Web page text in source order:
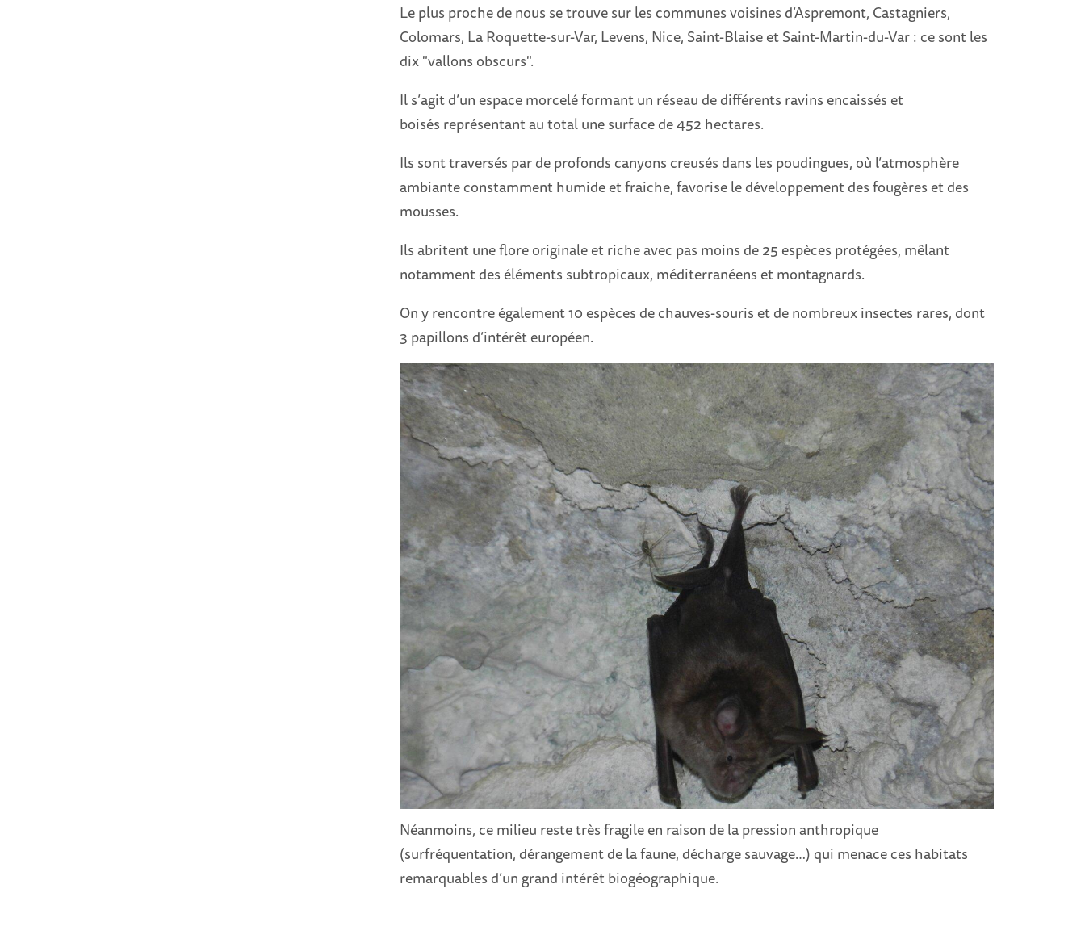
Le plus proche de nous se trouve sur les communes voisines d’Aspremont, Castagniers,
Colomars, La Roquette-sur-Var, Levens, Nice, Saint-Blaise et Saint-Martin-du-Var : ce sont les
dix "vallons obscurs".
Il s’agit d’un espace morcelé formant un réseau de différents ravins encaissés et
boisés représentant au total une surface de 452 hectares.
Ils sont traversés par de profonds canyons creusés dans les poudingues, où l’atmosphère
ambiante constamment humide et fraiche, favorise le développement des fougères et des
mousses.
Ils abritent une flore originale et riche avec pas moins de 25 espèces protégées, mêlant
notamment des éléments subtropicaux, méditerranéens et montagnards.
On y rencontre également 10 espèces de chauves-souris et de nombreux insectes rares, dont
3 papillons d’intérêt européen.
Néanmoins, ce milieu reste très fragile en raison de la pression anthropique
(surfréquentation, dérangement de la faune, décharge sauvage…) qui menace ces habitats
remarquables d’un grand intérêt biogéographique.